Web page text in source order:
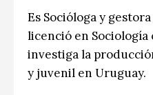
Es Socióloga y
licenció en Sociología
investiga la
y juvenil en Uruguay.